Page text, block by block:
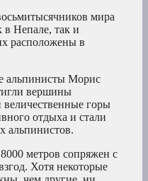
мира
в Непале, так и
расположены в
альпинисты Морис
вершины
горы
отдыха и стали
альпинистов.
метров сопряжен с
Хотя некоторые